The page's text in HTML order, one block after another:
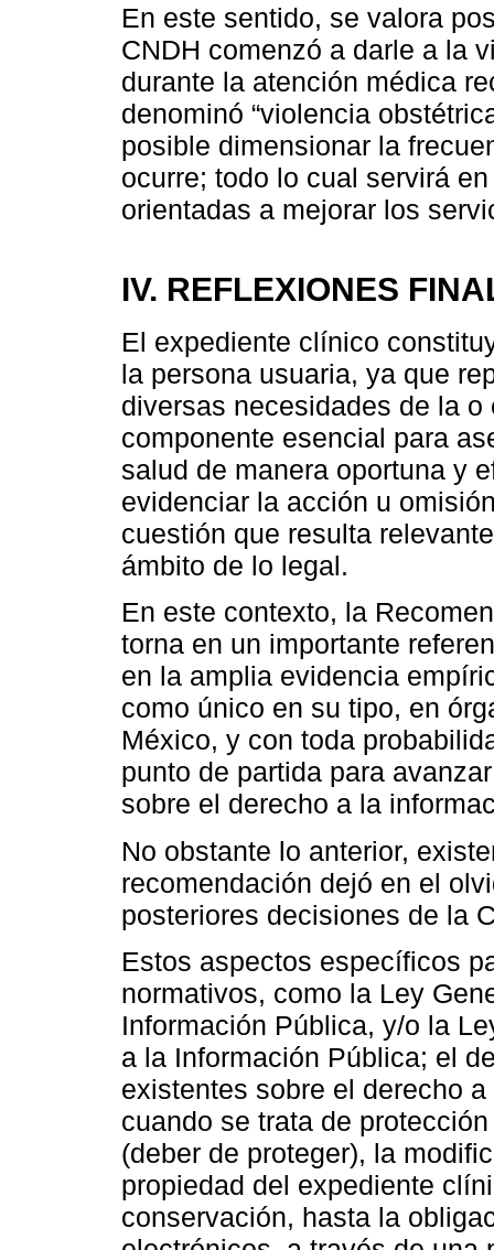
En este sentido, se valora
CNDH comenzó a darle a la
durante la atención médica
denominó “violencia
posible dimensionar la
ocurre; todo lo cual servirá
orientadas a mejorar los
IV. REFLEXIONES
El expediente clínico
la persona usuaria, ya que
diversas necesidades de la
componente esencial para
salud de manera oportuna y
evidenciar la acción u
cuestión que resulta
ámbito de lo legal.
En este contexto, la
torna en un importante
en la amplia evidencia
como único en su tipo, en
México, y con toda
punto de partida para
sobre el derecho a la
No obstante lo anterior,
recomendación dejó en el
posteriores decisiones de la
Estos aspectos específicos
normativos, como la Ley
Información Pública, y/o la
a la Información Pública; el
existentes sobre el derecho
cuando se trata de
(deber de proteger), la
propiedad del expediente
conservación, hasta la